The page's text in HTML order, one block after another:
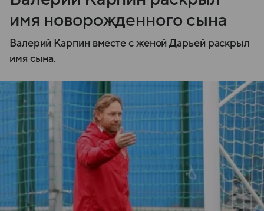
имя новорожденного сына
Валерий Карпин вместе с женой Дарьей раскрыл
имя сына.